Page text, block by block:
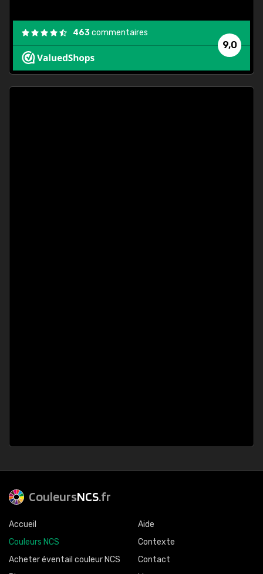
9,0
463commentaires
CouleursNCS.fr
Accueil
Couleurs NCS
Acheter éventail couleur NCS
Aide
Contexte
Contact